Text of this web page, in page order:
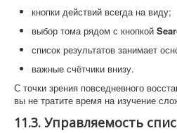
кнопки действий всегда на виду;
выбор тома рядом с кнопкой
список результатов занимает
важные счётчики внизу.
С точки зрения повседневного
вы не тратите время на изучение
11.3. Управляемость